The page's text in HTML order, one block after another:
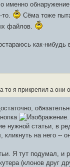
именно
Сёма тоже
файлов.
как-нибудь
то я прикрепил а они
нужной статьи, в
на него --
Я тут подумал,
(клонов друг